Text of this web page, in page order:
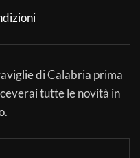
di Calabria prima
tutte le novità in